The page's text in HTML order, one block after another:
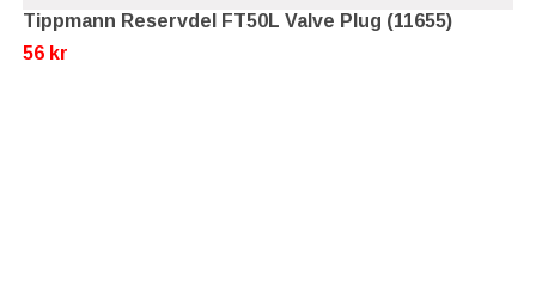
Tippmann Reservdel FT50L Valve Plug (11655)
56 kr